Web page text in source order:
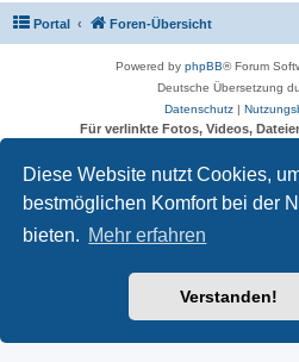
Diese Website nutzt Cookies,
bestmöglichen Komfort bei der
bieten. Mehr erfahren
Verstanden!
Portal Foren-Übersicht
Powered by phpBB® Forum
Deutsche Übersetzung
Datenschutz|
Für verlinkte Fotos, Videos,
Datenschutzbestimmungen und